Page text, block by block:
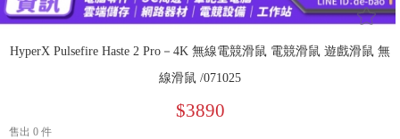
󰄔
HyperX Pulsefire Haste 2 Pro－4K 無線電競滑鼠 電競滑鼠 遊戲滑鼠 無
線滑鼠 /071025
$3890
售出 0 件